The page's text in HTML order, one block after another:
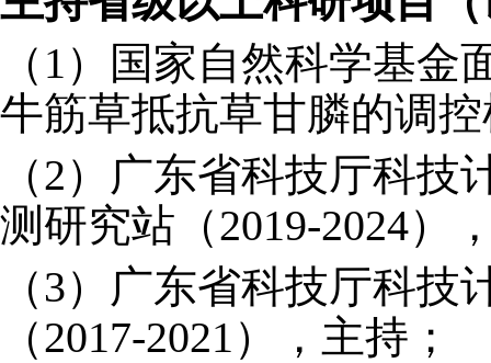
（1）国家自然科学基金
牛筋草抵抗草甘膦的调
（2）广东省科技厅科
测研究站（2019-2024）
（3）广东省科技厅科
（2017-2021），主持；